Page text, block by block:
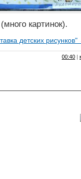
картинок).
детских
00:40 |